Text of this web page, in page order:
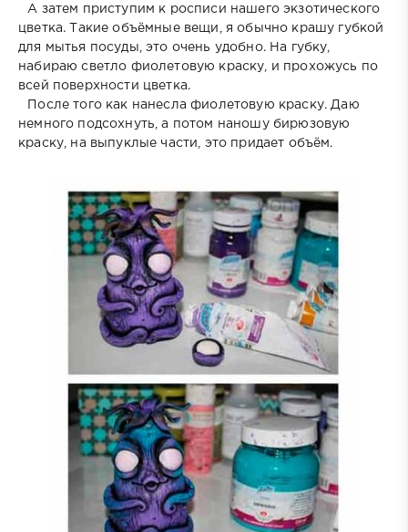
⠀А затем приступим к росписи нашего экзотического
цветка. Такие объёмные вещи, я обычно крашу губкой
для мытья посуды, это очень удобно. На губку,
набираю светло фиолетовую краску, и прохожусь по
всей поверхности цветка.
⠀После того как нанесла фиолетовую краску. Даю
немного подсохнуть, а потом наношу бирюзовую
краску, на выпуклые части, это придает объём.